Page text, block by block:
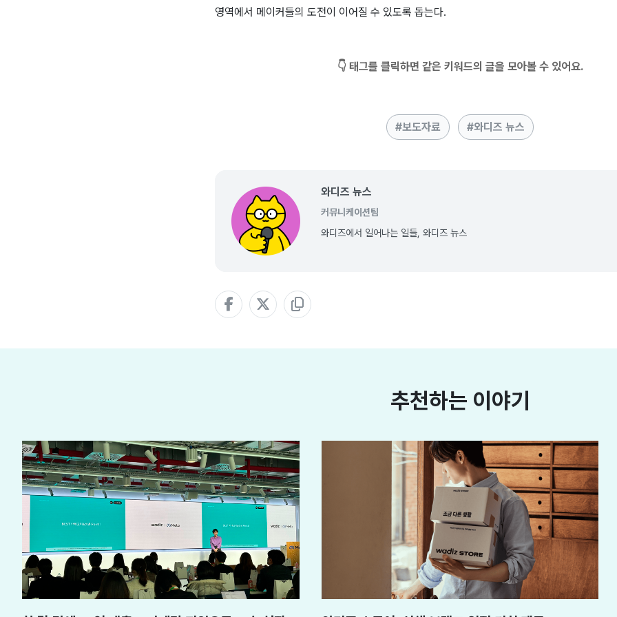
영역에서 메이커들의 도전이 이어질 수 있도록 돕는다.
👇 태그를 클릭하면 같은 키워드의 글을 모아볼 수 있어요.
보도자료 와디즈 뉴스
와디즈 뉴스
커뮤니케이션팀
와디즈에서 일어나는 일들, 와디즈 뉴스
추천하는 이야기